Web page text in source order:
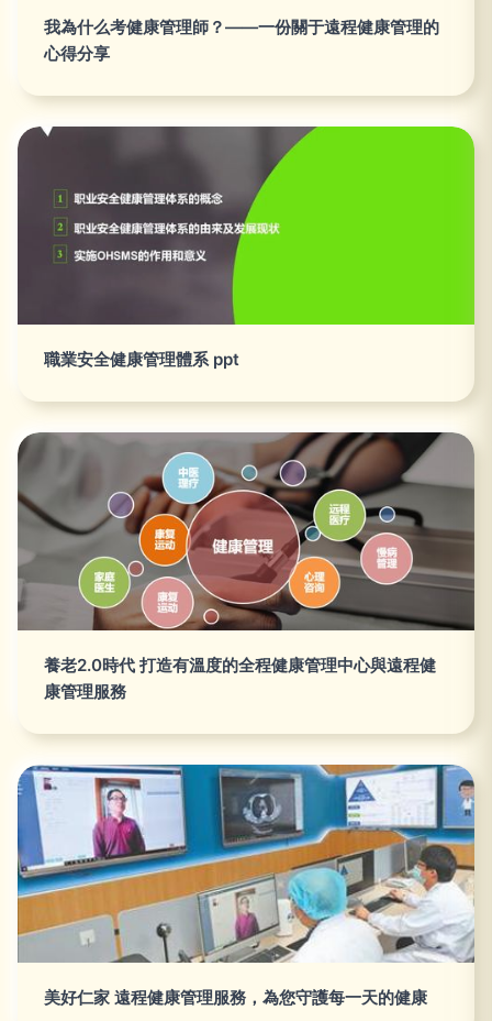
我為什么考健康管理師？——一份關于遠程健康管理的
心得分享
職業安全健康管理體系 ppt
養老2.0時代 打造有溫度的全程健康管理中心與遠程健
康管理服務
美好仁家 遠程健康管理服務，為您守護每一天的健康